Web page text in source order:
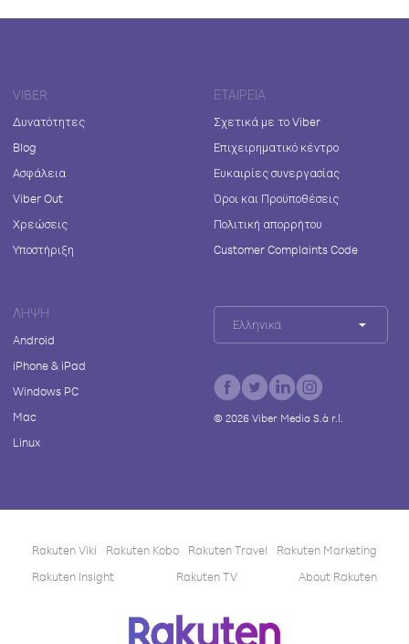
VIBER
Δυνατότητες
Blog
Ασφάλεια
Viber Out
Χρεώσεις
Υποστήριξη
ΕΤΑΙΡΕΊΑ
Σχετικά με το Viber
Επιχειρηματικό κέντρο
Ευκαιρίες συνεργασίας
Όροι και Προϋποθέσεις
Πολιτική απορρήτου
Customer Complaints Code
ΛΉΨΗ
Android
iPhone & iPad
Windows PC
Mac
Linux
Ελληνικά
© 2026Viber Media S.à r.l.
Rakuten Viki Rakuten Kobo Rakuten Travel
Rakuten Marketing
Rakuten Insight
Rakuten TV About Rakuten